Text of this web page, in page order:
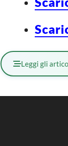
Leggi gli